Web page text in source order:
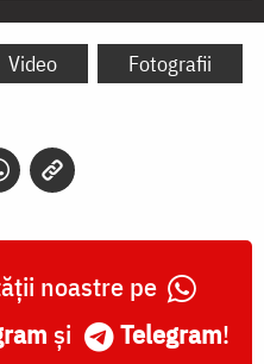
Video Fotografii
noastre pe
și Telegram!